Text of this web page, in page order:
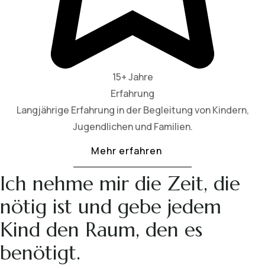
15+ Jahre
Erfahrung
Langjährige Erfahrung in der Begleitung von Kindern,
Jugendlichen und Familien.
Mehr erfahren
Ich nehme mir die Zeit, die
nötig ist und gebe jedem
Kind den Raum, den es
benötigt.